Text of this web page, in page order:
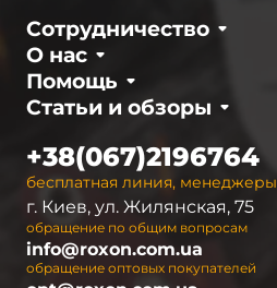
О нас
Сотрудничество
Статьи и обзоры
Помощь
бесплатная линия, менеджеры
+38(067)2196764
г. Киев, ул. Жилянская, 75
обращение по общим вопросам
info@roxon.com.ua
обращение оптовых покупателей